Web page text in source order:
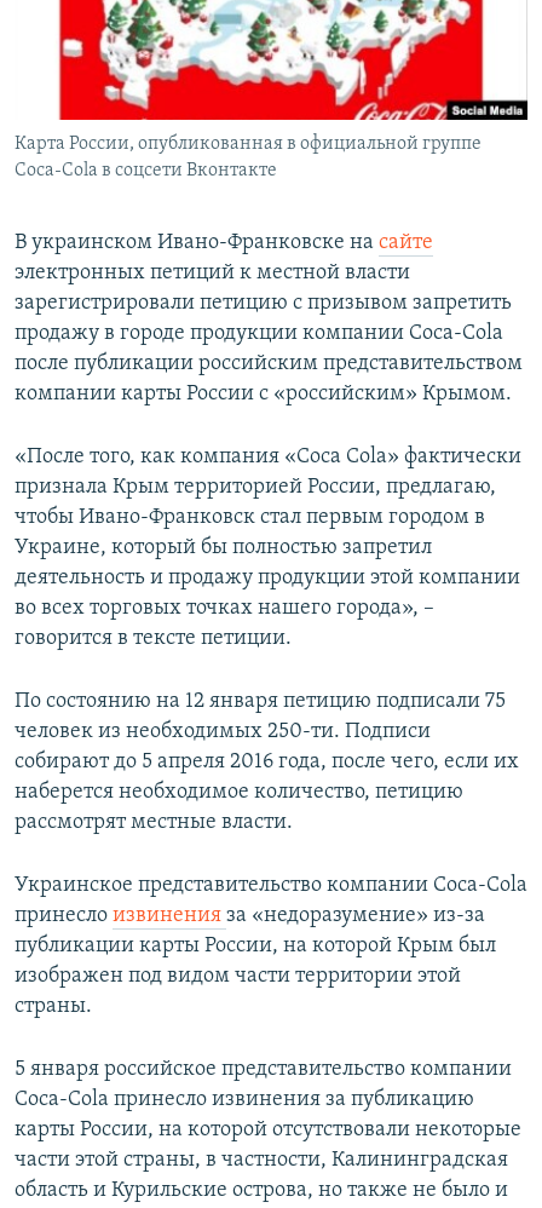
ПОБЕДИТЕЛЕЙ НЕ СУДЯТ?
КРЫМ.НЕПОКОРЕННЫЙ
УКРАИНСКАЯ ПРОБЛЕМА КРЫМА
ПРИСОЕДИНЯЙТЕСЬ!
Все сайты RFE/RL
Карта России, опубликованная в официальной группе
Coca-Cola в соцсети Вконтакте
В украинском Ивано-Франковске на сайте
электронных петиций к местной власти
зарегистрировали петицию с призывом запретить
продажу в городе продукции компании Соса-Соla
после публикации российским представительством
компании карты России с «российским» Крымом.
«После того, как компания «Coca Cola» фактически
признала Крым территорией России, предлагаю,
чтобы Ивано-Франковск стал первым городом в
Украине, который бы полностью запретил
деятельность и продажу продукции этой компании
во всех торговых точках нашего города», –
говорится в тексте петиции.
По состоянию на 12 января петицию подписали 75
человек из необходимых 250-ти. Подписи
собирают до 5 апреля 2016 года, после чего, если их
наберется необходимое количество, петицию
рассмотрят местные власти.
Украинское представительство компании Coca-Cola
принесло извинения за «недоразумение» из-за
публикации карты России, на которой Крым был
изображен под видом части территории этой
страны.
5 января российское представительство компании
Coca-Cola принесло извинения за публикацию
карты России, на которой отсутствовали некоторые
части этой страны, в частности, Калининградская
область и Курильские острова, но также не было и